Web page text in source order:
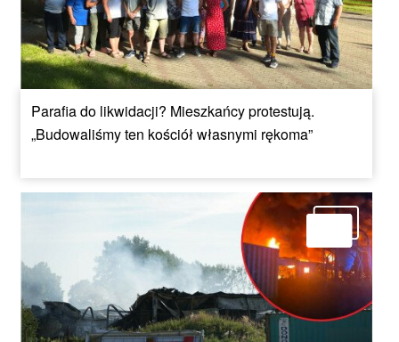
Parafia do likwidacji? Mieszkańcy protestują.
„Budowaliśmy ten kościół własnymi rękoma”